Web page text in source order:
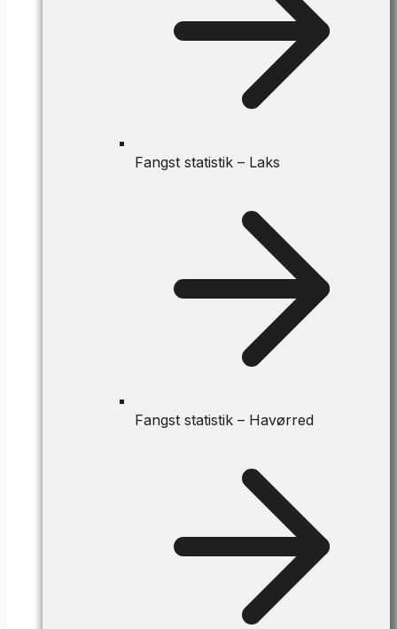
Fangst statistik – Laks
Fangst statistik – Havørred